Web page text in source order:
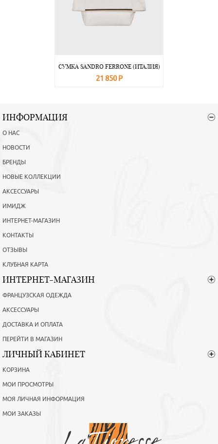
СУМКА SANDRO FERRONE (ИТАЛИЯ)
21 850 Р
ИНФОРМАЦИЯ
О НАС
НОВОСТИ
БРЕНДЫ
НОВЫЕ КОЛЛЕКЦИИ
АКСЕССУАРЫ
ИМИДЖ
ИНТЕРНЕТ-МАГАЗИН
КОНТАКТЫ
ОТЗЫВЫ
КЛУБНАЯ КАРТА
ИНТЕРНЕТ-МАГАЗИН
ФРАНЦУЗСКАЯ ОДЕЖДА
АКСЕССУАРЫ
ДОСТАВКА И ОПЛАТА
ПЕРЕЙТИ В МАГАЗИН
ЛИЧНЫЙ КАБИНЕТ
КОРЗИНА
МОИ ПРОСМОТРЫ
МОЯ ЛИЧНАЯ ИНФОРМАЦИЯ
МОИ ЗАКАЗЫ